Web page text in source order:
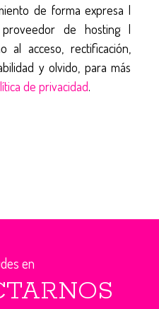
de forma expresa |
proveedor de hosting |
al acceso, rectificación,
y olvido, para más
de privacidad.
en